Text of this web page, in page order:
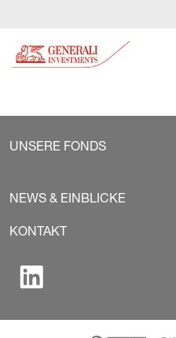
UNSERE FONDS
NEWS & EINBLICKE
KONTAKT